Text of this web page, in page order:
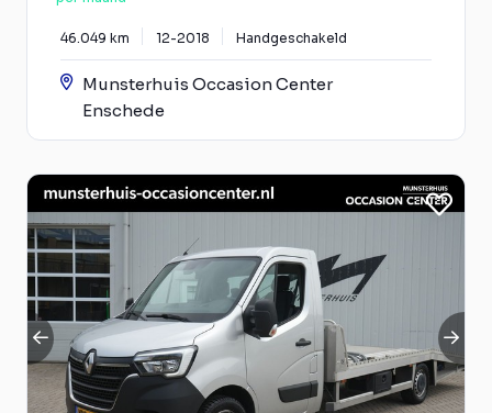
46.049 km 12-2018 Handgeschakeld
Munsterhuis Occasion Center
Enschede